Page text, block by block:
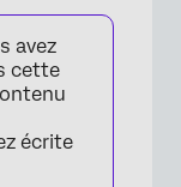
avez
cette
écrite